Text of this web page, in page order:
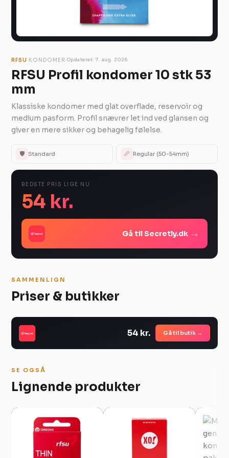
RFSU·KONDOMER ·Opdateret: 7. aug. 2026
RFSU Profil kondomer 10 stk 53
mm
Klassiske kondomer med glat overflade, reservoir og
medium pasform. Profil snævrer let ind ved glansen og
giver en mere sikker og behagelig følelse.
🛡️ Standard 📏 Regular (50-54mm)
BEDSTE PRIS LIGE NU
54 kr.
Gå til Secretly.dk →
SAMMENLIGN
Priser & butikker
54 kr. Gå til butik →
SE OGSÅ
Lignende produkter